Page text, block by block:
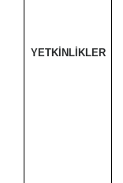
YETKİNLİKLER